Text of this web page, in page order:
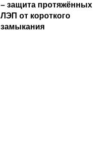
– защита протяжённых
ЛЭП от короткого
замыкания